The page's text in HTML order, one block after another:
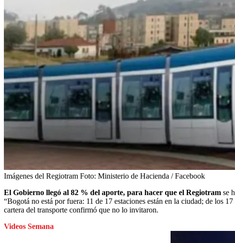
Imágenes del Regiotram Foto: Ministerio de Hacienda / Facebook
El Gobierno llegó al 82 % del aporte, para hacer que el Regiotram se
“Bogotá no está por fuera: 11 de 17 estaciones están en la ciudad; de los
cartera del transporte confirmó que no lo invitaron.
Videos Semana